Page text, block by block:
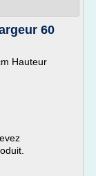
60
Hauteur